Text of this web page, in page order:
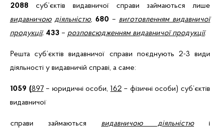
2088 суб’єктів видавничої справи займаються
лише
видавничою діяльністю, 680 – виготовленням видавничої
продукції; 433 – розповсюдженням видавничої продукції.
Решта суб’єктів видавничої справи поєднують 2-3 види
діяльності у видавничій справі, а саме:
1059 (897 – юридичні особи, 162 – фізичні особи) суб’єктів
видавничої
справи займаються видавничою діяльністюі